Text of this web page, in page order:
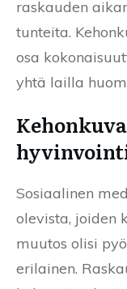
raskauden
tunteita.
osa
yhtä lailla
Sosiaalinen
olevista, joiden
muutos olisi
erilainen.